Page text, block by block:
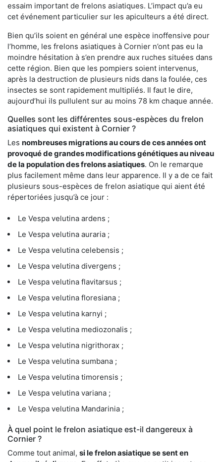
essaim important de frelons asiatiques. L’impact qu’a eu
cet événement particulier sur les apiculteurs a été direct.
Bien qu’ils soient en général une espèce inoffensive pour
l’homme, les frelons asiatiques à Cornier n’ont pas eu la
moindre hésitation à s’en prendre aux ruches situées dans
cette région. Bien que les pompiers soient intervenus,
après la destruction de plusieurs nids dans la foulée, ces
insectes se sont rapidement multipliés. Il faut le dire,
aujourd’hui ils pullulent sur au moins 78 km chaque année.
Quelles sont les différentes sous-espèces du frelon
asiatiques qui existent à Cornier ?
Les nombreuses migrations au cours de ces années ont
provoqué de grandes modifications génétiques au niveau
de la population des frelons asiatiques. On le remarque
plus facilement même dans leur apparence. Il y a de ce fait
plusieurs sous-espèces de frelon asiatique qui aient été
répertoriées jusqu’à ce jour :
Le Vespa velutina ardens ;
Le Vespa velutina auraria ;
Le Vespa velutina celebensis ;
Le Vespa velutina divergens ;
Le Vespa velutina flavitarsus ;
Le Vespa velutina floresiana ;
Le Vespa velutina karnyi ;
Le Vespa velutina mediozonalis ;
Le Vespa velutina nigrithorax ;
Le Vespa velutina sumbana ;
Le Vespa velutina timorensis ;
Le Vespa velutina variana ;
Le Vespa velutina Mandarinia ;
À quel point le frelon asiatique est-il dangereux à
Cornier ?
Comme tout animal, si le frelon asiatique se sent en